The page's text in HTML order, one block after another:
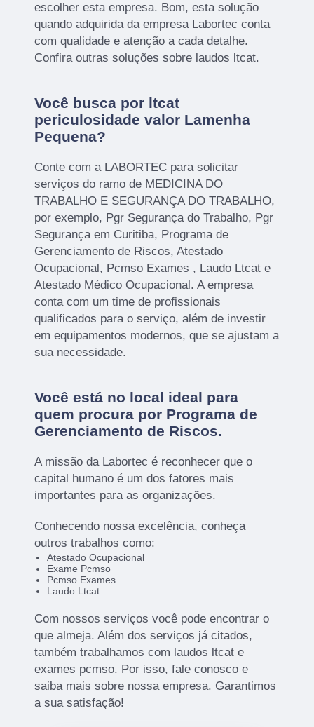
escolher esta empresa. Bom, esta solução
quando adquirida da empresa Labortec conta
com qualidade e atenção a cada detalhe.
Confira outras soluções sobre laudos ltcat.
Você busca por ltcat
periculosidade valor Lamenha
Pequena?
Conte com a LABORTEC para solicitar
serviços do ramo de MEDICINA DO
TRABALHO E SEGURANÇA DO TRABALHO,
por exemplo, Pgr Segurança do Trabalho, Pgr
Segurança em Curitiba, Programa de
Gerenciamento de Riscos, Atestado
Ocupacional, Pcmso Exames , Laudo Ltcat e
Atestado Médico Ocupacional. A empresa
conta com um time de profissionais
qualificados para o serviço, além de investir
em equipamentos modernos, que se ajustam a
sua necessidade.
Você está no local ideal para
quem procura por Programa de
Gerenciamento de Riscos.
A missão da Labortec é reconhecer que o
capital humano é um dos fatores mais
importantes para as organizações.
Conhecendo nossa excelência, conheça
outros trabalhos como:
Atestado Ocupacional
Exame Pcmso
Pcmso Exames
Laudo Ltcat
Com nossos serviços você pode encontrar o
que almeja. Além dos serviços já citados,
também trabalhamos com laudos ltcat e
exames pcmso. Por isso, fale conosco e
saiba mais sobre nossa empresa. Garantimos
a sua satisfação!